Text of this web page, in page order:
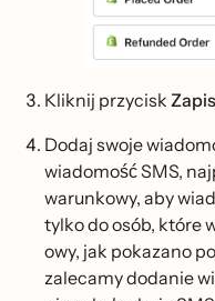
Kliknij przycisk
Dodaj swoje
wiadomość SMS,
warunkowy, aby
tylko do osób, które
owy, jak pokazano
zalecamy dodanie